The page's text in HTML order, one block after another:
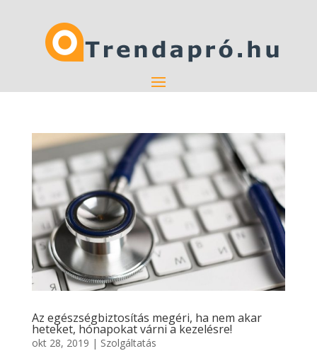
Az egészségbiztosítás megéri, ha nem akar
heteket, hónapokat várni a kezelésre!
okt 28, 2019 | Szolgáltatás